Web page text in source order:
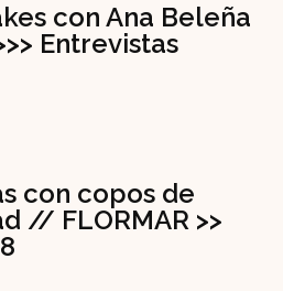
con Ana Beleña
Entrevistas
con copos de
// FLORMAR >>